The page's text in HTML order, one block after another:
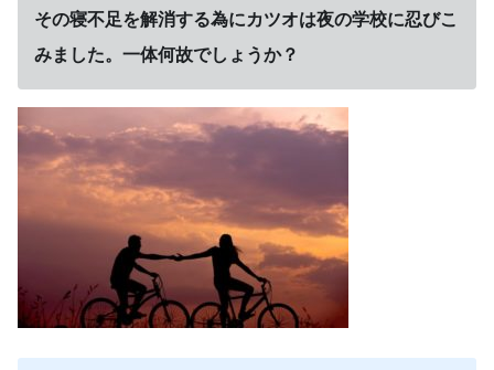
その寝不足を解消する為にカツオは夜の学校に忍びこ
みました。一体何故でしょうか？